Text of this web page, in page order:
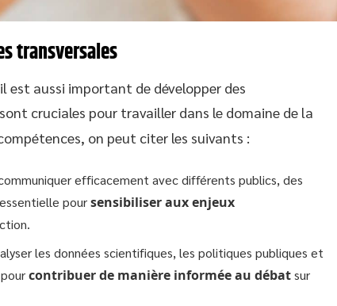
transversales
est aussi important de développer des
cruciales pour travailler dans le domaine de la
on peut citer les suivants :
efficacement avec différents publics, des
poursensibiliser aux enjeux
les données scientifiques, les politiques publiques et
contribuer de manière informée au débatsur